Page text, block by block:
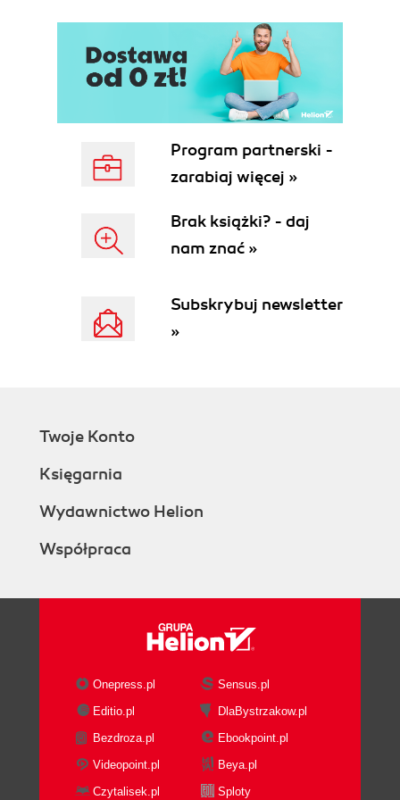
Program partnerski -
zarabiaj więcej »
Brak książki? - daj
nam znać »
Subskrybuj newsletter
»
Twoje Konto
Księgarnia
Wydawnictwo Helion
Współpraca
Onepress.pl
Sensus.pl
Editio.pl
DlaBystrzakow.pl
Bezdroza.pl
Ebookpoint.pl
Videopoint.pl
Beya.pl
Czytalisek.pl
Sploty